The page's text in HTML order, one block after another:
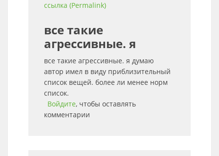
ссылка (Permalink)
все такие
агрессивные. я
все такие агрессивные. я думаю
автор имел в виду приблизительный
список вещей. более ли менее норм
список.
Войдите, чтобы оставлять
комментарии